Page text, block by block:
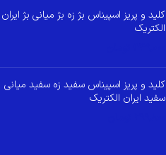
کلید و پریز اسپیناس بژ زه بژ میانی بژ ایران
الکتریک
کلید و پریز اسپیناس سفید زه سفید میانی
سفید ایران الکتریک